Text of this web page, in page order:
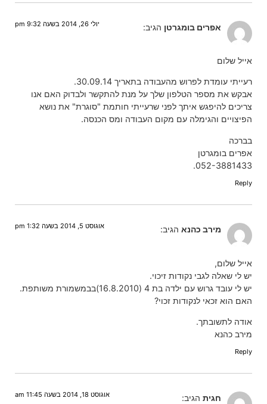
אפרים בומגרטן הגיב: יולי 26, 2014 בשעה 9:32 pm
אייל שלום
רעייתי עומדת לפרוש מהעבודה בתאריך 30.09.14.
אבקש את מספר הטלפון שלך על מנת להתקשר ולבדוק האם אנו
צריכים להיפגש איתך לפני שרעייתי חותמת "סוגרת" את נושא
הפיצויים והגימלה עם מקום העבודה ומס הכנסה.
בברכה
אפרים בומגרטן
052-3881433.
Reply
מירב כהנא הגיב: אוגוסט 5, 2014 בשעה 1:32 pm
אייל שלום,
יש לי שאלה לגבי נקודות זיכוי.
יש לי עובד גרוש עם ילדה בת 4 (16.8.2010)בבמשמורת משותפת.
האם הוא זכאי לנקודות זכוי?
אודה לתשובתך.
מירב כהנא
Reply
חגית הגיב: אוגוסט 18, 2014 בשעה 11:45 am